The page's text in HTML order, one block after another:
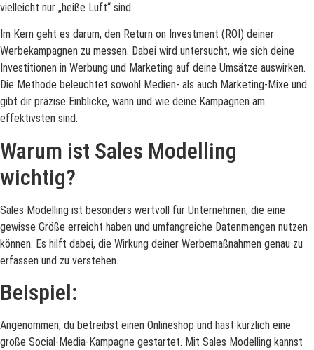
vielleicht nur „heiße Luft“ sind.
Im Kern geht es darum, den Return on Investment (ROI) deiner
Werbekampagnen zu messen. Dabei wird untersucht, wie sich deine
Investitionen in Werbung und Marketing auf deine Umsätze auswirken.
Die Methode beleuchtet sowohl Medien- als auch Marketing-Mixe und
gibt dir präzise Einblicke, wann und wie deine Kampagnen am
effektivsten sind.
Warum ist Sales Modelling
wichtig?
Sales Modelling ist besonders wertvoll für Unternehmen, die eine
gewisse Größe erreicht haben und umfangreiche Datenmengen nutzen
können. Es hilft dabei, die Wirkung deiner Werbemaßnahmen genau zu
erfassen und zu verstehen.
Beispiel:
Angenommen, du betreibst einen Onlineshop und hast kürzlich eine
große Social-Media-Kampagne gestartet. Mit Sales Modelling kannst